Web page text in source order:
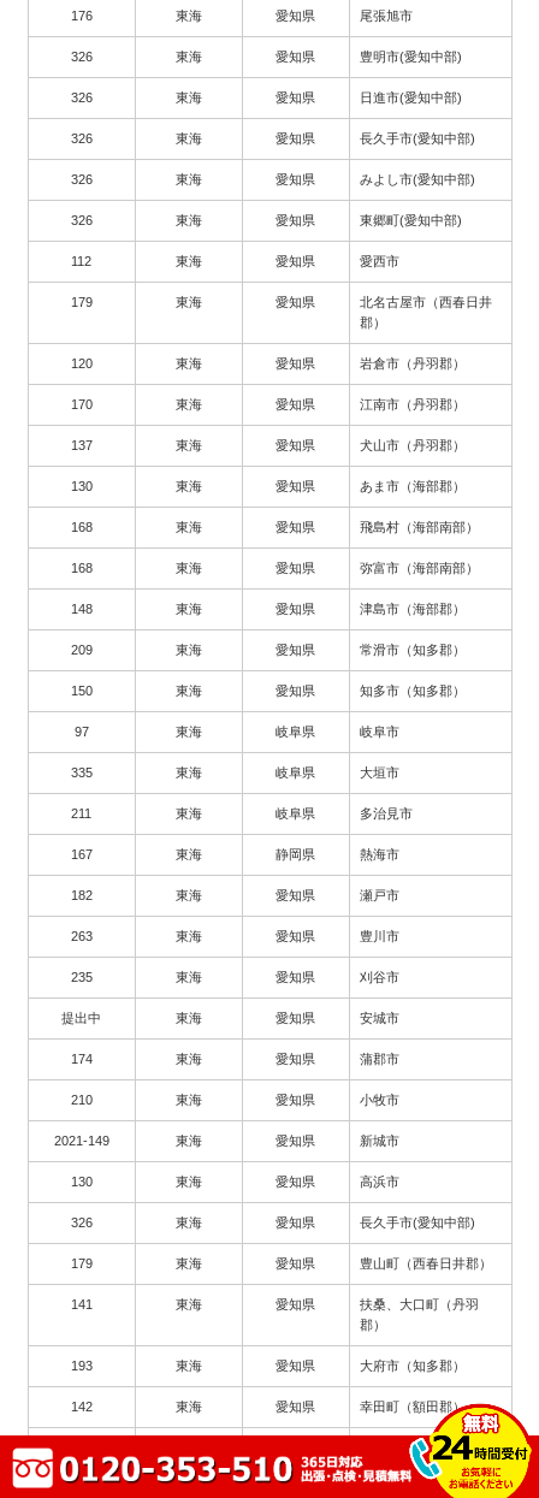
176 東海 愛知県 尾張旭市
326 東海 愛知県 豊明市(愛知中部)
326 東海 愛知県 日進市(愛知中部)
326 東海 愛知県 長久手市(愛知中部)
326 東海 愛知県 みよし市(愛知中部)
326 東海 愛知県 東郷町(愛知中部)
112 東海 愛知県 愛西市
179 東海 愛知県
北名古屋市（西春日井
郡）
120 東海 愛知県 岩倉市（丹羽郡）
170 東海 愛知県 江南市（丹羽郡）
137 東海 愛知県 犬山市（丹羽郡）
130 東海 愛知県 あま市（海部郡）
168 東海 愛知県 飛島村（海部南部）
168 東海 愛知県 弥富市（海部南部）
148 東海 愛知県 津島市（海部郡）
209 東海 愛知県 常滑市（知多郡）
150 東海 愛知県 知多市（知多郡）
97 東海 岐阜県 岐阜市
335 東海 岐阜県 大垣市
211 東海 岐阜県 多治見市
167 東海 静岡県 熱海市
182 東海 愛知県 瀬戸市
263 東海 愛知県 豊川市
235 東海 愛知県 刈谷市
提出中 東海 愛知県 安城市
174 東海 愛知県 蒲郡市
210 東海 愛知県 小牧市
2021-149 東海 愛知県 新城市
130 東海 愛知県 高浜市
326 東海 愛知県 長久手市(愛知中部)
179 東海 愛知県 豊山町（西春日井郡）
141 東海 愛知県
扶桑、大口町（丹羽
郡）
193 東海 愛知県 大府市（知多郡）
142 東海 愛知県 幸田町（額田郡）
543 東海 三重県